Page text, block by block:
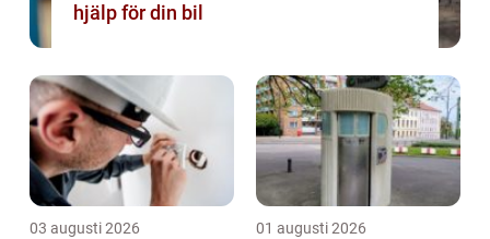
hjälp för din bil
03 augusti 2026 01 augusti 2026